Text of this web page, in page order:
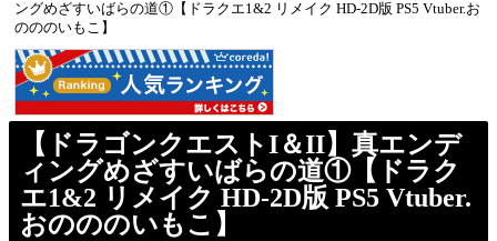
ングめざすいばらの道①【ドラクエ1&2 リメイク HD-2D版 PS5 Vtuber.お
のののいもこ】
【ドラゴンクエストI＆II】真エンデ
ィングめざすいばらの道①【ドラク
エ1&2 リメイク HD-2D版 PS5 Vtuber.
おのののいもこ】